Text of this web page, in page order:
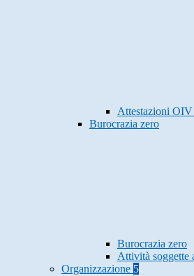
Attestazioni OIV
Burocrazia zero
Burocrazia zero
Attività soggette
Organizzazione 5